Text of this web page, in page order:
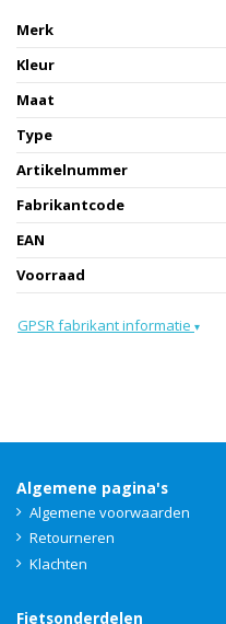
Merk
Kleur
Maat
Type
Artikelnummer
Fabrikantcode
EAN
Voorraad
GPSR fabrikant informatie ▾
Algemene pagina's
Algemene voorwaarden
Retourneren
Klachten
Fietsonderdelen